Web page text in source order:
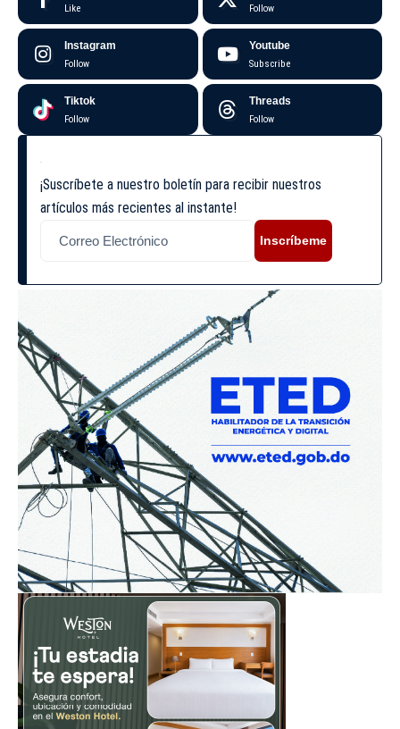
Like Follow
Instagram
Follow
Youtube
Subscribe
Tiktok
Follow
Threads
Follow
¡Suscríbete a nuestro boletín para recibir nuestros
artículos más recientes al instante!
Inscríbeme